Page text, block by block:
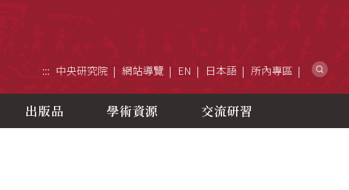
::: 中央研究院 網站導覽 EN 日本語 所內專區
出版品 學術資源 交流研習